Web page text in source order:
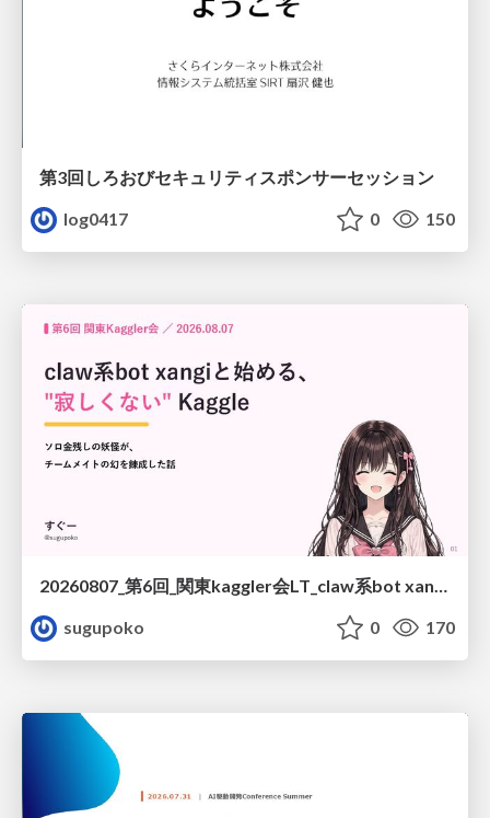
第3回しろおびセキュリティスポンサーセッション
log0417
0 150
sugupoko
0 170